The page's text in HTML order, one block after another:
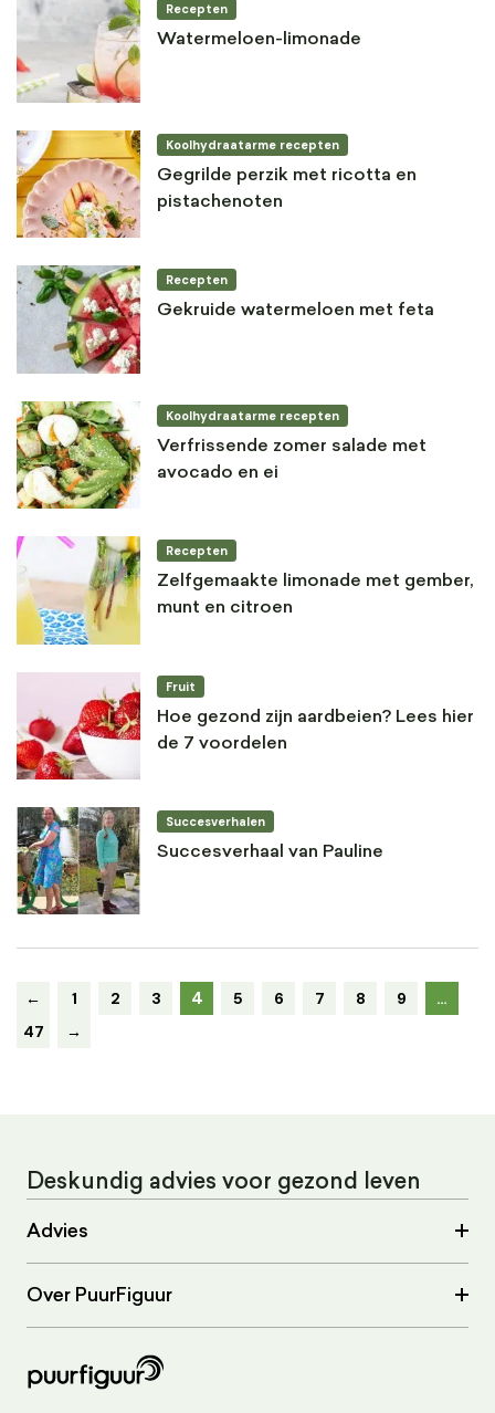
Recepten
Watermeloen-limonade
Koolhydraatarme recepten
Gegrilde perzik met ricotta en
pistachenoten
Recepten
Gekruide watermeloen met feta
Koolhydraatarme recepten
Verfrissende zomer salade met
avocado en ei
Recepten
Zelfgemaakte limonade met gember,
munt en citroen
Fruit
Hoe gezond zijn aardbeien? Lees hier
de 7 voordelen
Succesverhalen
Succesverhaal van Pauline
← 1 2 3 4 5 6 7 8 9
…
47
→
Deskundig advies voor gezond leven
Advies
Over PuurFiguur